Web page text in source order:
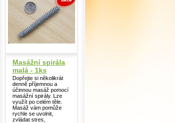
Masážní spirála
malá - 1ks
Dopřejte si několikrát
denně příjemnou a
účinnou masáž pomocí
masážní spirály. Lze
využít po celém těle.
Masáž vám pomůže
rychle se uvolnit,
zvládat stres,